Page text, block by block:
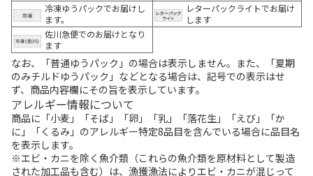
冷凍ゆうパックでお届けし
ます。
レターパックライトでお届け
します
佐川急便でのお届けとなり
ます
なお、「普通ゆうパック」の場合は表示しません。また、「夏期
のみチルドゆうパック」などとなる場合は、記号での表示はせ
ず、商品内容欄にその旨を表示しています。
アレルギー情報について
商品に「小麦」「そば」「卵」「乳」「落花生」「えび」「か
に」「くるみ」のアレルギー特定8品目を含んでいる場合に品目名
を表示します。
※エビ・カニを除く魚介類（これらの魚介類を原材料として製造
された加工品も含む）は、漁獲漁法によりエビ・カニが混じって